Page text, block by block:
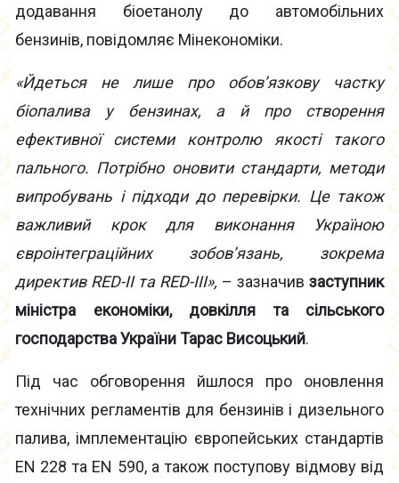
додавання біоетанолу до автомобільних
бензинів, повідомляє Мінекономіки.
«Йдеться не лише про обов’язкову частку
біопалива у бензинах, а й про створення
ефективної системи контролю якості такого
пального. Потрібно оновити стандарти, методи
випробувань і підходи до перевірки. Це також
важливий крок для виконання Україною
євроінтеграційних зобов’язань, зокрема
директив RED-II та RED-III», – зазначив заступник
міністра економіки, довкілля та сільського
господарства України Тарас Висоцький.
Під час обговорення йшлося про оновлення
технічних регламентів для бензинів і дизельного
палива, імплементацію європейських стандартів
EN 228 та EN 590, а також поступову відмову від